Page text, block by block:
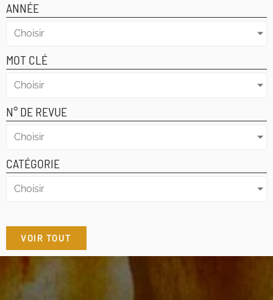
ANNÉE
Choisir
MOT CLÉ
Choisir
N° DE REVUE
Choisir
CATÉGORIE
Choisir
VOIR TOUT